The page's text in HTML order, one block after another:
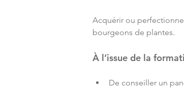
Acquérir ou
bourgeons de plantes.
À l’issue de la
De conseiller un